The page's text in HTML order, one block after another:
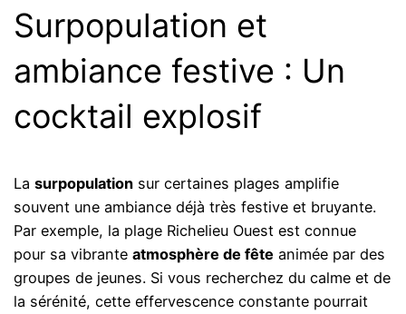
Surpopulation et
ambiance festive : Un
cocktail explosif
Lasurpopulation sur certaines plages amplifie
souvent une ambiance déjà très festive et bruyante.
Par exemple, la plage Richelieu Ouest est connue
pour sa vibranteatmosphère de fête animée par des
groupes de jeunes. Si vous recherchez du calme et de
la sérénité, cette effervescence constante pourrait